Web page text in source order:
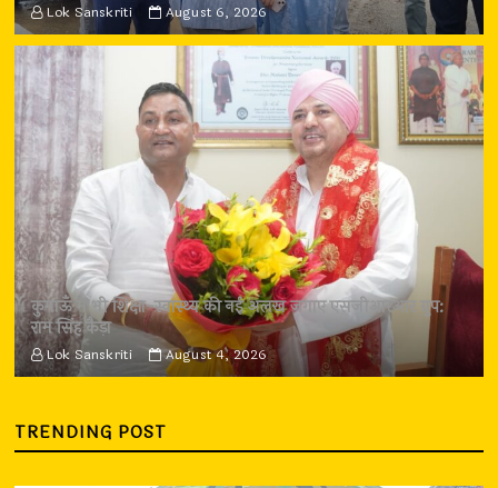
Lok Sanskriti August 6, 2026
कुमाऊँ में भी शिक्षा-स्वास्थ्य की नई अलख जगाए एसजीआरआर ग्रुप:
राम सिंह कैड़ा
Lok Sanskriti August 4, 2026
TRENDING POST